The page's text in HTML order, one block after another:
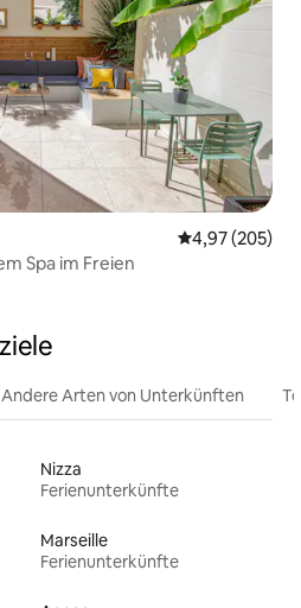
4,97 (205)
Spa im Freien
Andere Arten von Unterkünften
Nizza
Ferienunterkünfte
Marseille
Ferienunterkünfte